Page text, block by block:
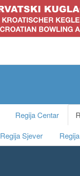
Regija Centar
Regija Sjever